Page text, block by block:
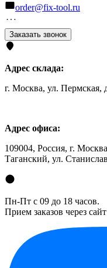
order@fix-tool.ru
Заказать звонок
Адрес склада:
г. Москва, ул. Пермская,
Адрес офиса:
109004, Россия, г.
Таганский, ул.
Пн-Пт с 09 до 18 часов.
Прием заказов через